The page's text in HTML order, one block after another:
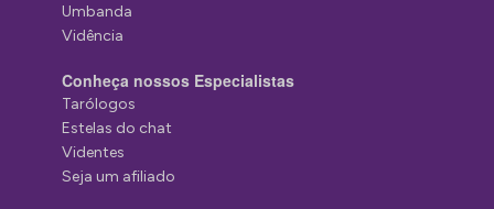
Umbanda
Vidência
Conheça nossos Especialistas
Tarólogos
Estelas do chat
Videntes
Seja um afiliado